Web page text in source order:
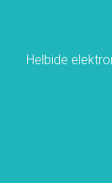
Helbide